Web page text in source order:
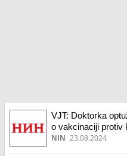
VJT: Doktorka
o vakcinaciji protiv
NIN 23.08.2024